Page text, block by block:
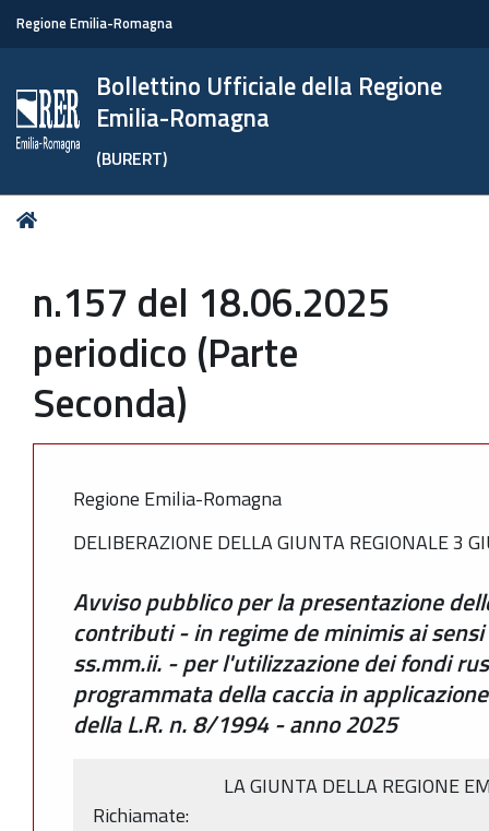
Regione Emilia-Romagna
Bollettino Ufficiale della Regione
Emilia-Romagna
(BURERT)
Tu
n.157 del 18.06.2025
periodico (Parte
Seconda)
Regione Emilia-Romagna
DELIBERAZIONE DELLA GIUNTA REGIONALE 3
Avviso pubblico per la presentazione
contributi - in regime de minimis ai
ss.mm.ii. - per l'utilizzazione dei fondi
programmata della caccia in
della L.R. n. 8/1994 - anno 2025
LA GIUNTA DELLA REGIONE
Richiamate: